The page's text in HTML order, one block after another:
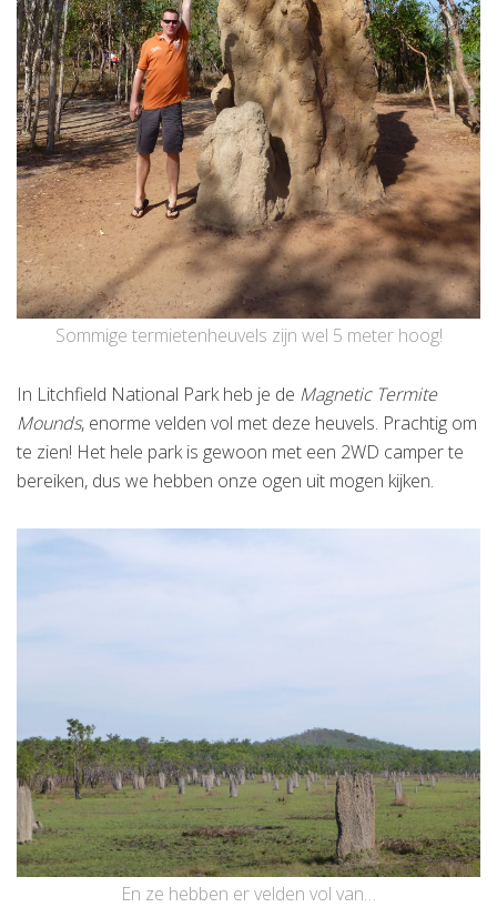
Sommige termietenheuvels zijn wel 5 meter hoog!
In Litchfield National Park heb je de Magnetic Termite
Mounds, enorme velden vol met deze heuvels. Prachtig om
te zien! Het hele park is gewoon met een 2WD camper te
bereiken, dus we hebben onze ogen uit mogen kijken.
En ze hebben er velden vol van…